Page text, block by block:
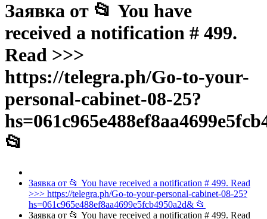
Заявка от 📂 You have
received a notification # 499.
Read >>>
https://telegra.ph/Go-to-your-
personal-cabinet-08-25?
📂
Заявка от 📂 You have received a notification # 499. Read
>>> https://telegra.ph/Go-to-your-personal-cabinet-08-25?
hs=061c965e488ef8aa4699e5fcb4950a2d& 📂
Заявка от 📂 You have received a notification # 499. Read